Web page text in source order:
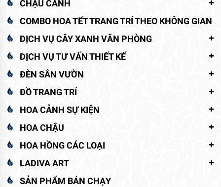
CHẬU CẢNH
COMBO HOA TẾT TRANG TRÍ THEO KHÔNG GIAN
DỊCH VỤ CÂY XANH VĂN PHÒNG
DỊCH VỤ TƯ VẤN THIẾT KẾ
ĐÈN SÂN VƯỜN
ĐỒ TRANG TRÍ
HOA CẢNH SỰ KIỆN
HOA CHẬU
HOA HỒNG CÁC LOẠI
LADIVA ART
SẢN PHẨM BÁN CHẠY